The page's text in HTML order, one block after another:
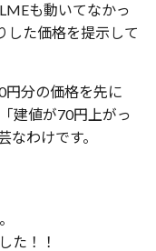
も動いてなかっ
した価格を提示して
分の価格を先に
建値が70円上がっ
なわけです。
た！！